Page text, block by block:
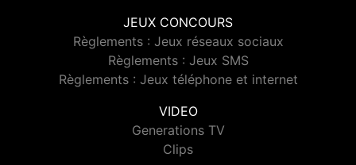
JEUX CONCOURS
Règlements : Jeux réseaux sociaux
Règlements : Jeux SMS
Règlements : Jeux téléphone et internet
VIDEO
Generations TV
Clips